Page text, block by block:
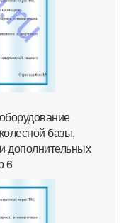
базы,
дополнительных
6